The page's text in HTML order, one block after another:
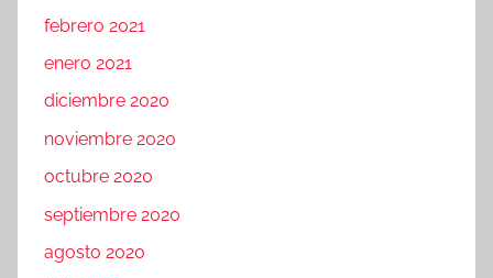
febrero 2021
enero 2021
diciembre 2020
noviembre 2020
octubre 2020
septiembre 2020
agosto 2020